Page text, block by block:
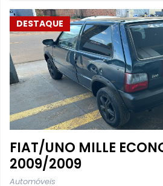
DESTAQUE
FIAT/UNO MILLE
2009/2009
Automóveis